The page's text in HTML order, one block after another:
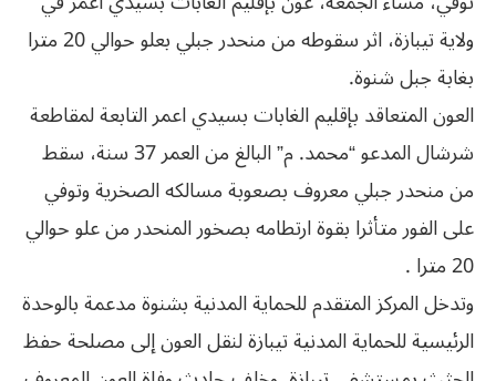
ولاية تيبازة، اثر سقوطه من منحدر جبلي بعلو حوالي 20 مترا
بغابة جبل شنوة.
العون المتعاقد بإقليم الغابات بسيدي اعمر التابعة لمقاطعة
شرشال المدعو “محمد. م” البالغ من العمر 37 سنة، سقط
من منحدر جبلي معروف بصعوبة مسالكه الصخرية وتوفي
على الفور متأثرا بقوة ارتطامه بصخور المنحدر من علو حوالي
20 مترا .
وتدخل المركز المتقدم للحماية المدنية بشنوة مدعمة بالوحدة
الرئيسية للحماية المدنية تيبازة لنقل العون إلى مصلحة حفظ